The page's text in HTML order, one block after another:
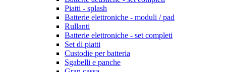
Piatti - splash
Batterie elettroniche - moduli / pad
Rullanti
Batterie elettroniche - set completi
Set di piatti
Custodie per batteria
Sgabelli e panche